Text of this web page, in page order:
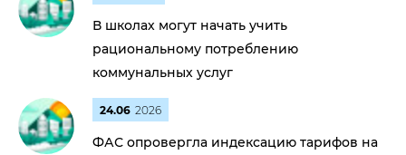
В школах могут начать учить
рациональному потреблению
коммунальных услуг
24.06 2026
ФАС опровергла индексацию тарифов на